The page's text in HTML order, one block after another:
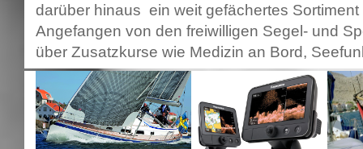
darüber hinaus ein weit gefächertes
Angefangen von den freiwilligen Segel- und
über Zusatzkurse wie Medizin an Bord,